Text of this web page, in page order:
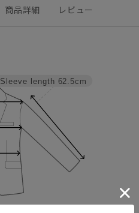
商品詳細 レビュー
Sleeve length 62.5cm